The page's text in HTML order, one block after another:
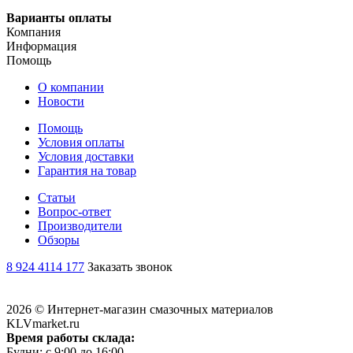
Варианты оплаты
Компания
Информация
Помощь
О компании
Новости
Помощь
Условия оплаты
Условия доставки
Гарантия на товар
Статьи
Вопрос-ответ
Производители
Обзоры
8 924 4114 177 Заказать звонок
2026 © Интернет-магазин смазочных материалов
KLVmarket.ru
Время работы склада: